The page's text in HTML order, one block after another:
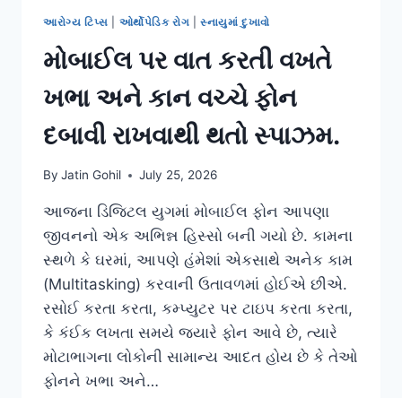
આરોગ્ય ટિપ્સ ઓર્થોપેડિક રોગ |સ્નાયુમાં દુખાવો
મોબાઈલ પર વાત કરતી વખતે
ખભા અને કાન વચ્ચે ફોન
દબાવી રાખવાથી થતો સ્પાઝમ.
By Jatin Gohil July 25, 2026
આજના ડિજિટલ યુગમાં મોબાઈલ ફોન આપણા
જીવનનો એક અભિન્ન હિસ્સો બની ગયો છે. કામના
સ્થળે કે ઘરમાં, આપણે હંમેશાં એકસાથે અનેક કામ
(Multitasking) કરવાની ઉતાવળમાં હોઈએ છીએ.
રસોઈ કરતા કરતા, કમ્પ્યુટર પર ટાઇપ કરતા કરતા,
કે કંઈક લખતા સમયે જ્યારે ફોન આવે છે, ત્યારે
મોટાભાગના લોકોની સામાન્ય આદત હોય છે કે તેઓ
ફોનને ખભા અને…